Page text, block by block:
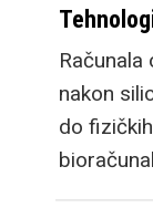
nakon
do